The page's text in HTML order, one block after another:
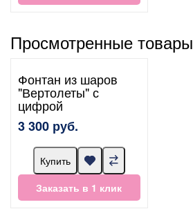
Просмотренные товары
Фонтан из шаров
"Вертолеты" с
цифрой
3 300 руб.
Купить
Заказать в 1 клик